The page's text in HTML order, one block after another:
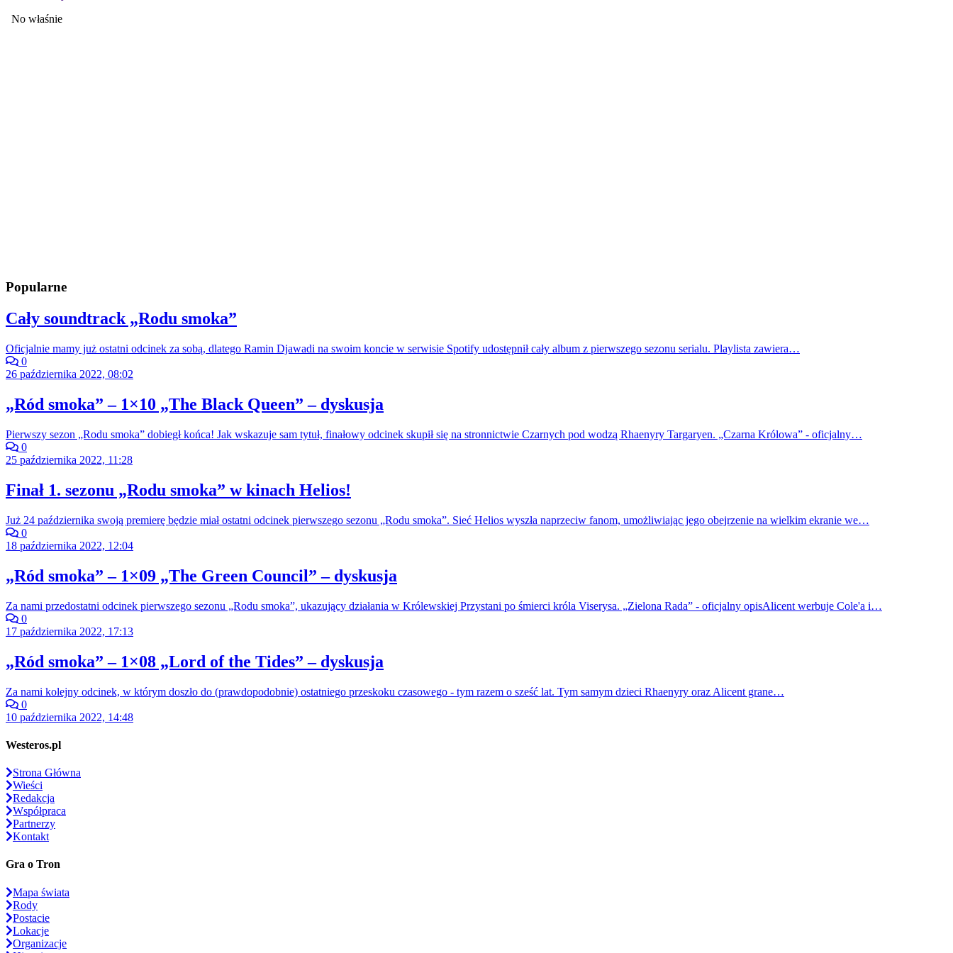
Popularne
Cały soundtrack „Rodu smoka”
Oficjalnie mamy już ostatni odcinek za sobą, dlatego Ramin Djawadi na swoim koncie w serwisie Spotify udostępnił cały album z pierwszego sezonu serialu. Playlista zawiera…
0
26 października 2022, 08:02
„Ród smoka” – 1×10 „The Black Queen” – dyskusja
Pierwszy sezon „Rodu smoka” dobiegł końca! Jak wskazuje sam tytuł, finałowy odcinek skupił się na stronnictwie Czarnych pod wodzą Rhaenyry Targaryen. „Czarna Królowa” - oficjalny…
0
25 października 2022, 11:28
Finał 1. sezonu „Rodu smoka” w kinach Helios!
Już 24 października swoją premierę będzie miał ostatni odcinek pierwszego sezonu „Rodu smoka”. Sieć Helios wyszła naprzeciw fanom, umożliwiając jego obejrzenie na wielkim ekranie we…
0
18 października 2022, 12:04
„Ród smoka” – 1×09 „The Green Council” – dyskusja
Za nami przedostatni odcinek pierwszego sezonu „Rodu smoka”, ukazujący działania w Królewskiej Przystani po śmierci króla Viserysa. „Zielona Rada” - oficjalny opisAlicent werbuje Cole'a i…
0
17 października 2022, 17:13
„Ród smoka” – 1×08 „Lord of the Tides” – dyskusja
Za nami kolejny odcinek, w którym doszło do (prawdopodobnie) ostatniego przeskoku czasowego - tym razem o sześć lat. Tym samym dzieci Rhaenyry oraz Alicent grane…
0
10 października 2022, 14:48
Westeros.pl
Strona Główna
Wieści
Redakcja
Współpraca
Partnerzy
Kontakt
Gra o Tron
Mapa świata
Rody
Postacie
Lokacje
Organizacje